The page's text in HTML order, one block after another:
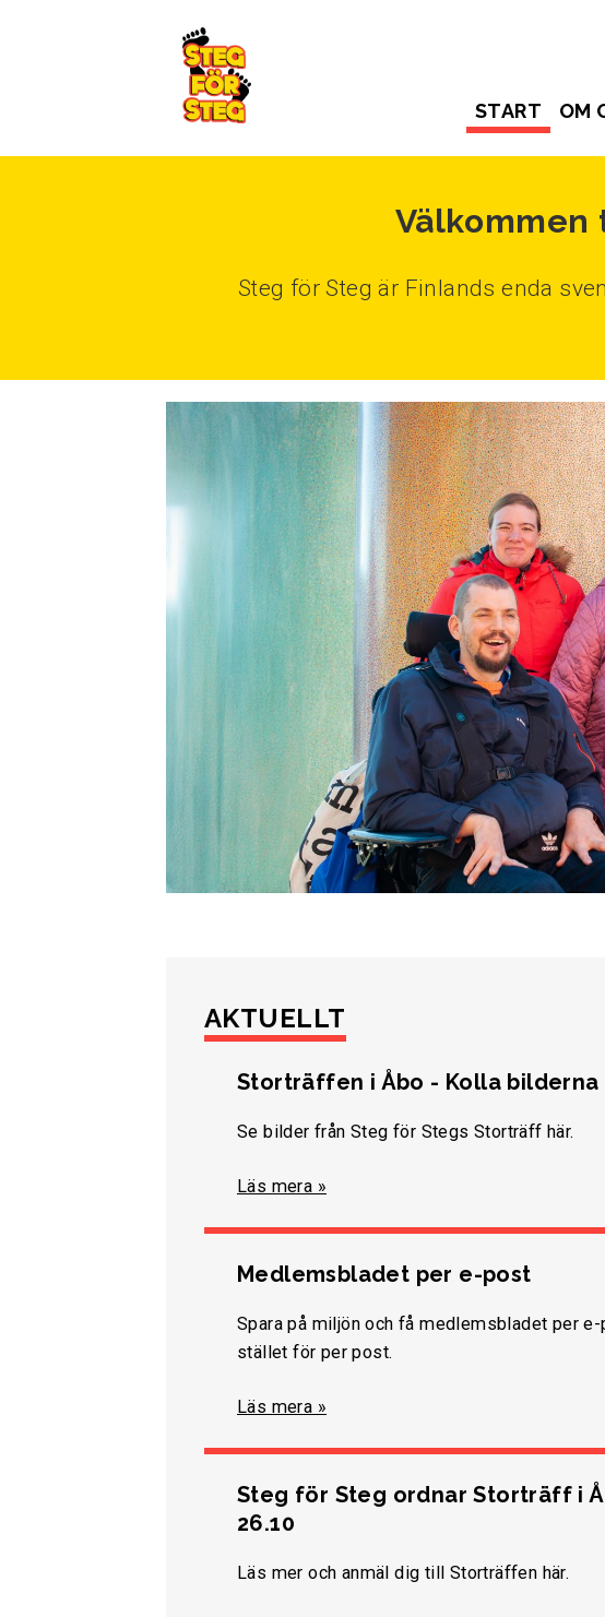
START OM
Steg för Steg är Finlands enda
AKTUELLT
Storträffen i Åbo - Kolla bilderna
Se bilder från Steg för Stegs Storträff här.
Läs mera »
Medlemsbladet per e-post
Spara på miljön och få medlemsbladet per
stället för per post.
Läs mera »
Steg för Steg ordnar Storträff i
26.10
Läs mer och anmäl dig till Storträffen här.